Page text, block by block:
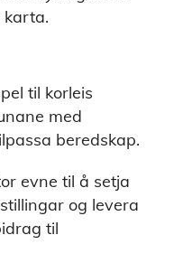
karta.
til korleis
med
beredskap.
evne til å setja
og levera
til